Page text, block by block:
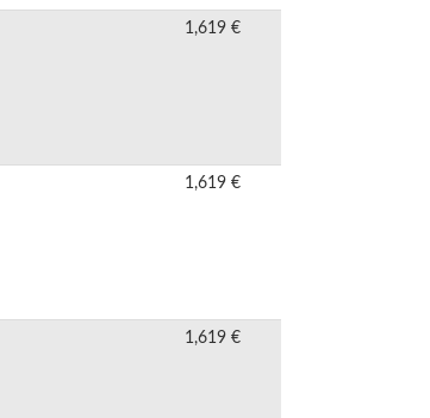
1,619 €
1,619 €
1,619 €